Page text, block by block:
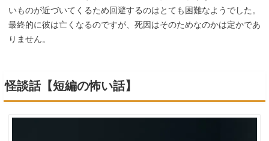
いものが近づいてくるため回避するのはとても困難なようでした。
最終的に彼は亡くなるのですが、死因はそのためなのかは定かであ
りません。
怪談話【短編の怖い話】